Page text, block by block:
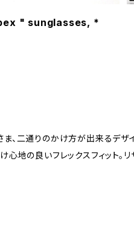
" sunglasses, *
ま、二通りのかけ方が出来るデザイ
地の良いフレックスフィット。リ